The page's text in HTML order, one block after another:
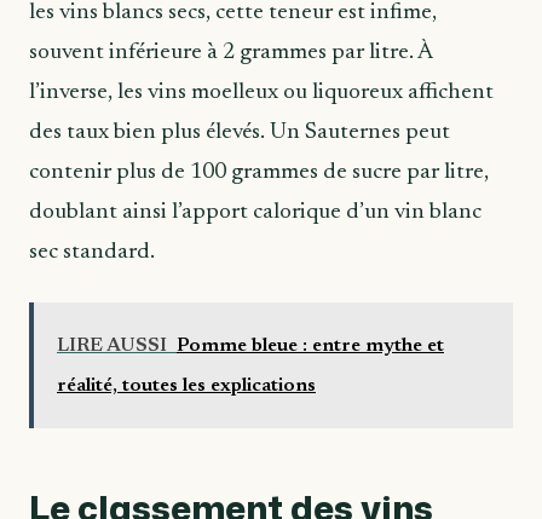
les vins blancs secs, cette teneur est infime,
souvent inférieure à 2 grammes par litre. À
l’inverse, les vins moelleux ou liquoreux affichent
des taux bien plus élevés. Un Sauternes peut
contenir plus de 100 grammes de sucre par litre,
doublant ainsi l’apport calorique d’un vin blanc
sec standard.
LIRE AUSSI Pomme bleue : entre mythe et
réalité, toutes les explications
Le classement des vins